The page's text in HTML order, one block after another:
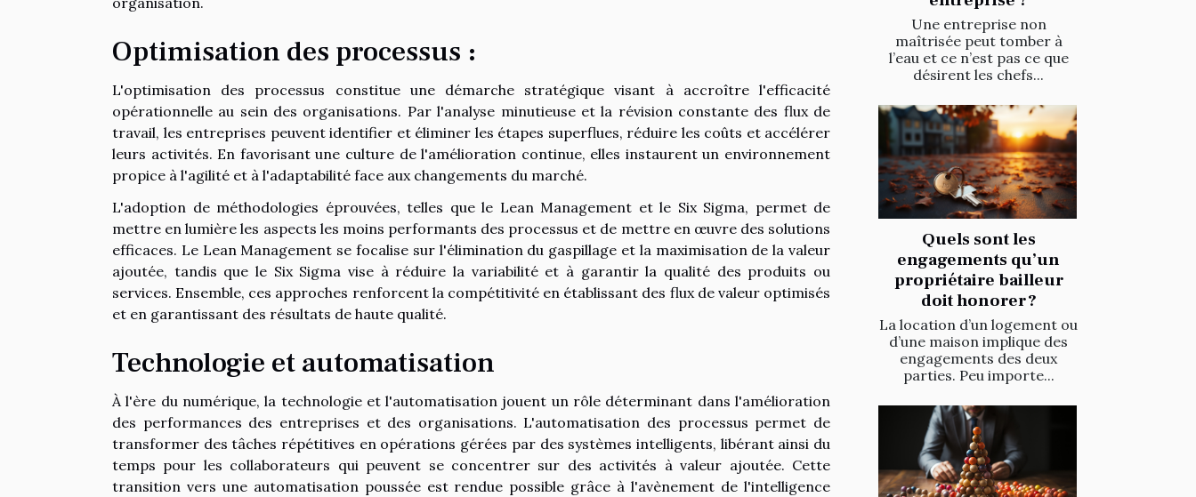
Optimisation des processus :
L'optimisation des processus constitue une démarche stratégique visant à accroître l'efficacité
opérationnelle au sein des organisations. Par l'analyse minutieuse et la révision constante des flux de
travail, les entreprises peuvent identifier et éliminer les étapes superflues, réduire les coûts et accélérer
leurs activités. En favorisant une culture de l'amélioration continue, elles instaurent un environnement
propice à l'agilité et à l'adaptabilité face aux changements du marché.
L'adoption de méthodologies éprouvées, telles que le Lean Management et le Six Sigma, permet de
mettre en lumière les aspects les moins performants des processus et de mettre en œuvre des solutions
efficaces. Le Lean Management se focalise sur l'élimination du gaspillage et la maximisation de la valeur
ajoutée, tandis que le Six Sigma vise à réduire la variabilité et à garantir la qualité des produits ou
services. Ensemble, ces approches renforcent la compétitivité en établissant des flux de valeur optimisés
et en garantissant des résultats de haute qualité.
Technologie et automatisation
À l'ère du numérique, la technologie et l'automatisation jouent un rôle déterminant dans l'amélioration
des performances des entreprises et des organisations. L'automatisation des processus permet de
transformer des tâches répétitives en opérations gérées par des systèmes intelligents, libérant ainsi du
temps pour les collaborateurs qui peuvent se concentrer sur des activités à valeur ajoutée. Cette
transition vers une automatisation poussée est rendue possible grâce à l'avènement de l'intelligence
Une entreprise non
maîtrisée peut tomber à
l’eau et ce n’est pas ce que
désirent les chefs...
Quels sont les
engagements qu’un
propriétaire bailleur
doit honorer ?
La location d’un logement ou
d’une maison implique des
engagements des deux
parties. Peu importe...